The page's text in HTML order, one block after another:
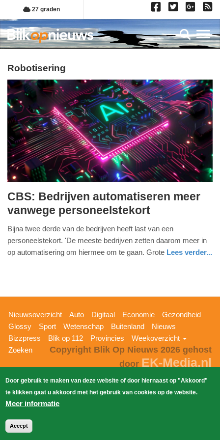
Overslaan
en
naar
de
gaan
27 graden
robotisering
woensdag,
juni
2026
-
06-
2026
17:37
CBS: Bedrijven automatiseren meer
vanwege personeelstekort
Bijna twee derde van de bedrijven heeft last van een
personeelstekort. 'De meeste bedrijven zetten daarom meer in
op automatisering om hiermee om te gaan. Grote Lees verder...
Hoofdnavigatie
Nieuwsoverzicht Auto Digitaal Economie
Gezondheid
Glossy
Sport Wetenschap Buitenland
Nieuws
Bizzpress
Blik op 112 Provincies
Weekoverzicht
Zoeken
Copyright Blik Op Nieuws 2026 gehost
door EK-Media.nl
Door gebruik te maken van deze website of door hiernaast op "Akkoord"
te klikken gaat u akkoord met het gebruik van cookies op de website.
Meer informatie
Accept